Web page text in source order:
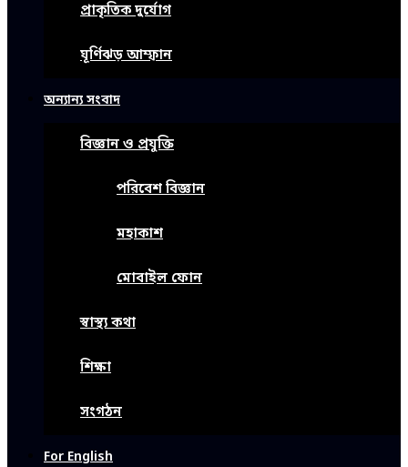
প্রাকৃতিক দুর্যোগ
ঘূর্ণিঝড় আম্ফান
অন্যান্য সংবাদ
বিজ্ঞান ও প্রযুক্তি
পরিবেশ বিজ্ঞান
মহাকাশ
মোবাইল ফোন
স্বাস্থ্য কথা
শিক্ষা
সংগঠন
For English